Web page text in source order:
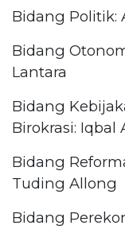
Bidang Politik:
Bidang
Lantara
Bidang
Birokrasi: Iqbal
Bidang
Tuding Allong
Bidang